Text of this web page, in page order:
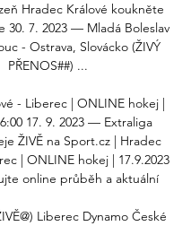
Hradec Králové koukněte
30. 7. 2023 — Mladá Boleslav
- Ostrava, Slovácko (ŽIVÝ
PŘENOS##) ...
- Liberec | ONLINE hokej |
17. 9. 2023 — Extraliga
ŽIVĚ na Sport.cz | Hradec
| ONLINE hokej | 17.9.2023
online průběh a aktuální
Liberec Dynamo České